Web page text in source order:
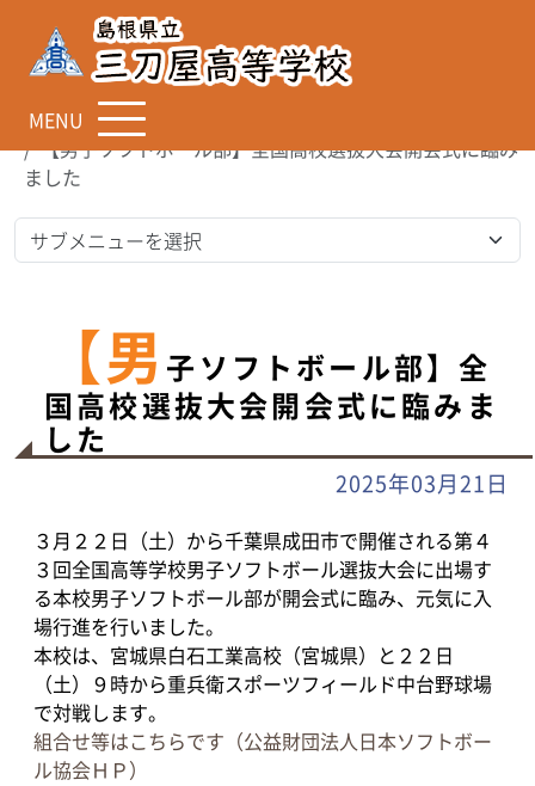
MENU
TOP
お知らせ
【男子ソフトボール部】全国高校選抜大会開会式に臨み
ました
【男 子ソフトボール部】全
国高校選抜大会開会式に臨みま
した
2025年03月21日
３月２２日（土）から千葉県成田市で開催される第４
３回全国高等学校男子ソフトボール選抜大会に出場す
る本校男子ソフトボール部が開会式に臨み、元気に入
場行進を行いました。
本校は、宮城県白石工業高校（宮城県）と２２日
（土）９時から重兵衛スポーツフィールド中台野球場
で対戦します。
組合せ等はこちらです（公益財団法人日本ソフトボー
ル協会ＨＰ）